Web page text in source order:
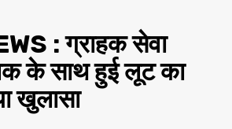
: ग्राहक सेवा
के साथ हुई लूट का
खुलासा